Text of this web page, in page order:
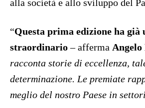
alla società e allo sviluppo del
“Questa prima edizione ha già
straordinario– afferma
racconta storie di eccellenza,
determinazione. Le premiate
meglio del nostro Paese in